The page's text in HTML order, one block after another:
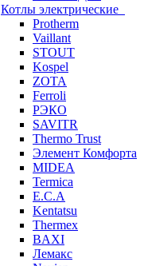
Котлы электрические
Protherm
Vaillant
STOUT
Kospel
ZOTA
Ferroli
РЭКО
SAVITR
Thermo Trust
Элемент Комфорта
MIDEA
Termica
E.C.A
Kentatsu
Thermex
BAXI
Лемакс